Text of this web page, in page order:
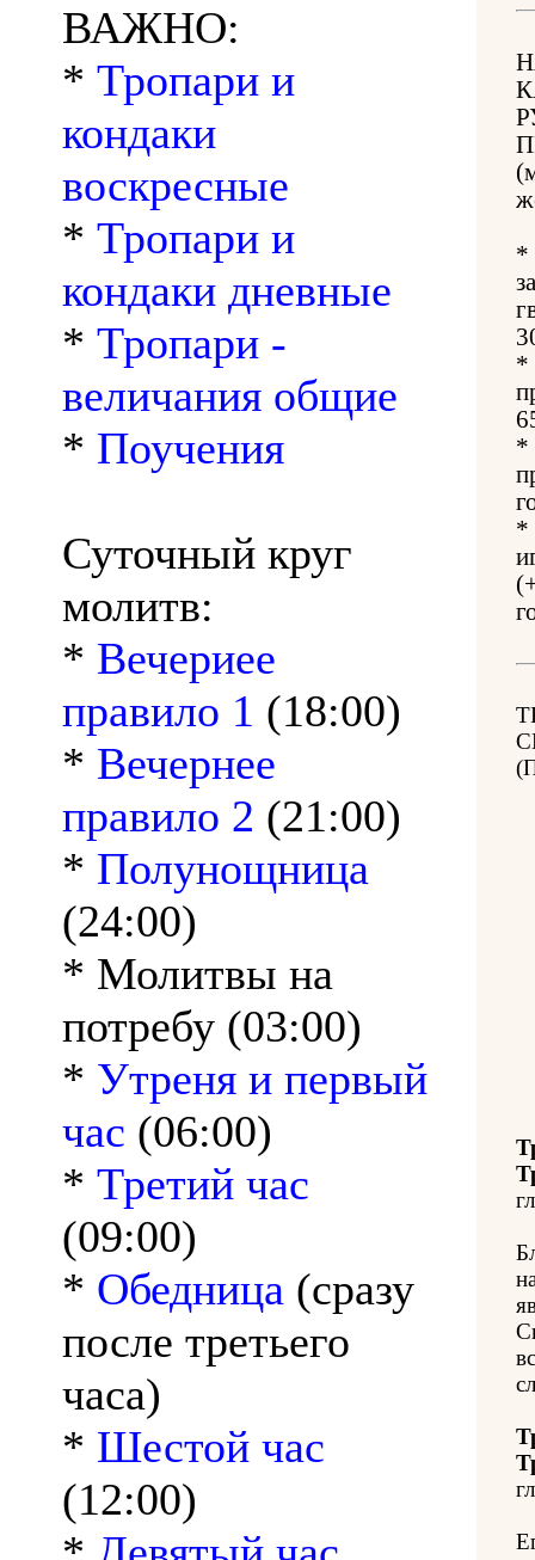
ВАЖНО:
* Тропари и
кондаки
воскресные
* Тропари и
кондаки дневные
* Тропари -
величания общие
* Поучения
Суточный круг
молитв:
* Вечериее
правило 1 (18:00)
* Вечернее
правило 2 (21:00)
* Полунощница
(24:00)
* Молитвы на
потребу (03:00)
* Утреня и первый
час (06:00)
* Третий час
(09:00)
* Обедница (сразу
после третьего
часа)
* Шестой час
(12:00)
*
*
*
*